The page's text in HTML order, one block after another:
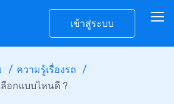
เข้าสู่ระบบ
ความรู้เรื่องรถ
อกแบบไหนดี ?